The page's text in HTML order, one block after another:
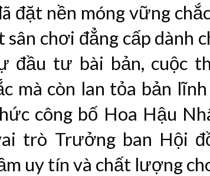
đặt nền móng vững
chơi đẳng cấp dành
đầu tư bài bản, cuộc
mà còn lan tỏa bản
công bố Hoa Hậu
trò Trưởng ban Hội
uy tín và chất lượng